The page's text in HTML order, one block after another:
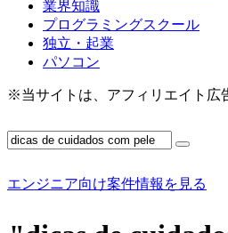
業界知識
プログラミングスクール
独立・起業
パソコン
※当サイトは、アフィリエイト広
エンジニア向け案件情報を見る